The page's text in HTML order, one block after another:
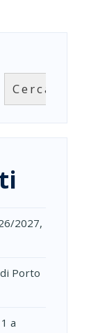
PACO
ARTISAN
EDITION”
Cerca
2027,
Porto
a